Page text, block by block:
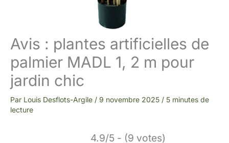
Avis : plantes artificielles de
palmier MADL 1, 2 m pour
jardin chic
Par Louis Desflots-Argile / 9 novembre 2025 / 5 minutes de
lecture
4.9/5 - (9 votes)